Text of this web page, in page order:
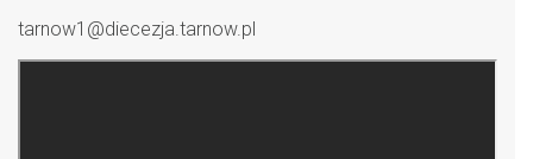
tarnow1@diecezja.tarnow.pl